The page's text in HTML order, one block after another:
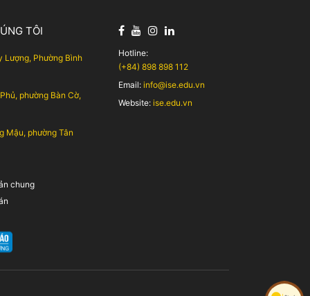
TÔI
Lượng, Phường Bình
phường Bàn Cờ,
Mậu, phường Tân
chung
Hotline:
(+84) 898 898 112
Email: info@ise.edu.vn
Website: ise.edu.vn